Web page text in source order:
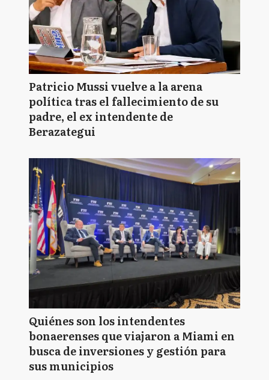
Patricio Mussi vuelve a la arena
política tras el fallecimiento de su
padre, el ex intendente de
Berazategui
Quiénes son los intendentes
bonaerenses que viajaron a Miami en
busca de inversiones y gestión para
sus municipios